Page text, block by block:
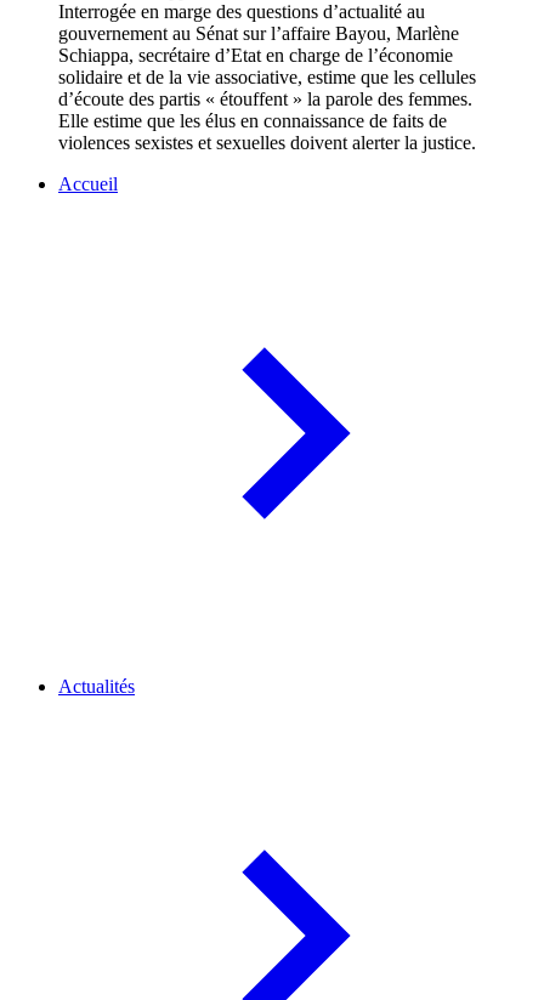
Interrogée en marge des questions d’actualité au
gouvernement au Sénat sur l’affaire Bayou, Marlène
Schiappa, secrétaire d’Etat en charge de l’économie
solidaire et de la vie associative, estime que les cellules
d’écoute des partis « étouffent » la parole des femmes.
Elle estime que les élus en connaissance de faits de
violences sexistes et sexuelles doivent alerter la justice.
Accueil
Actualités